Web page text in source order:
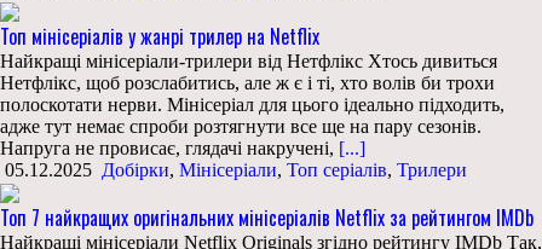
Топ мінісеріалів у жанрі трилер на Netflix
Найкращі мінісеріали-трилери від Нетфлікс Хтось дивиться
Нетфлікс, щоб розслабитись, але ж є і ті, хто волів би трохи
полоскотати нерви. Мінісеріал для цього ідеально підходить,
адже тут немає спроби розтягнути все ще на пару сезонів.
Напруга не провисає, глядачі накручені, [...]
05.12.2025 Добірки, Мінісеріали, Топ серіалів, Трилери
Топ 7 найкращих оригінальних мінісеріалів Netflix за рейтингом IMDb
Найкращі мінісеріали Netflix Originals згідно рейтингу IMDb Так,